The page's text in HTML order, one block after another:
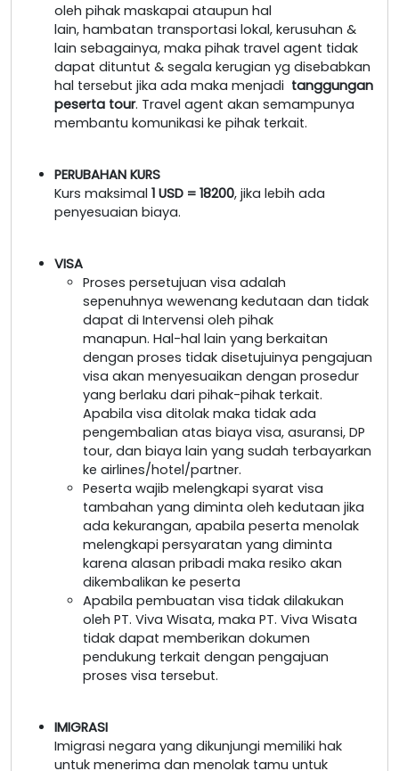
oleh pihak maskapai ataupun hal
lain, hambatan transportasi lokal, kerusuhan &
lain sebagainya, maka pihak travel agent tidak
dapat dituntut & segala kerugian yg disebabkan
hal tersebut jika ada maka menjadi tanggungan
peserta tour. Travel agent akan semampunya
membantu komunikasi ke pihak terkait.
PERUBAHAN KURS
Kurs maksimal 1 USD = 18200, jika lebih ada
penyesuaian biaya.
VISA
Proses persetujuan visa adalah
sepenuhnya wewenang kedutaan dan tidak
dapat di Intervensi oleh pihak
manapun. Hal-hal lain yang berkaitan
dengan proses tidak disetujuinya pengajuan
visa akan menyesuaikan dengan prosedur
yang berlaku dari pihak-pihak terkait.
Apabila visa ditolak maka tidak ada
pengembalian atas biaya visa, asuransi, DP
tour, dan biaya lain yang sudah terbayarkan
ke airlines/hotel/partner.
Peserta wajib melengkapi syarat visa
tambahan yang diminta oleh kedutaan jika
ada kekurangan, apabila peserta menolak
melengkapi persyaratan yang diminta
karena alasan pribadi maka resiko akan
dikembalikan ke peserta
Apabila pembuatan visa tidak dilakukan
oleh PT. Viva Wisata, maka PT. Viva Wisata
tidak dapat memberikan dokumen
pendukung terkait dengan pengajuan
proses visa tersebut.
IMIGRASI
Imigrasi negara yang dikunjungi memiliki hak
untuk menerima dan menolak tamu untuk